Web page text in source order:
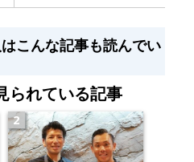
こんな記事も読んでい
られている記事